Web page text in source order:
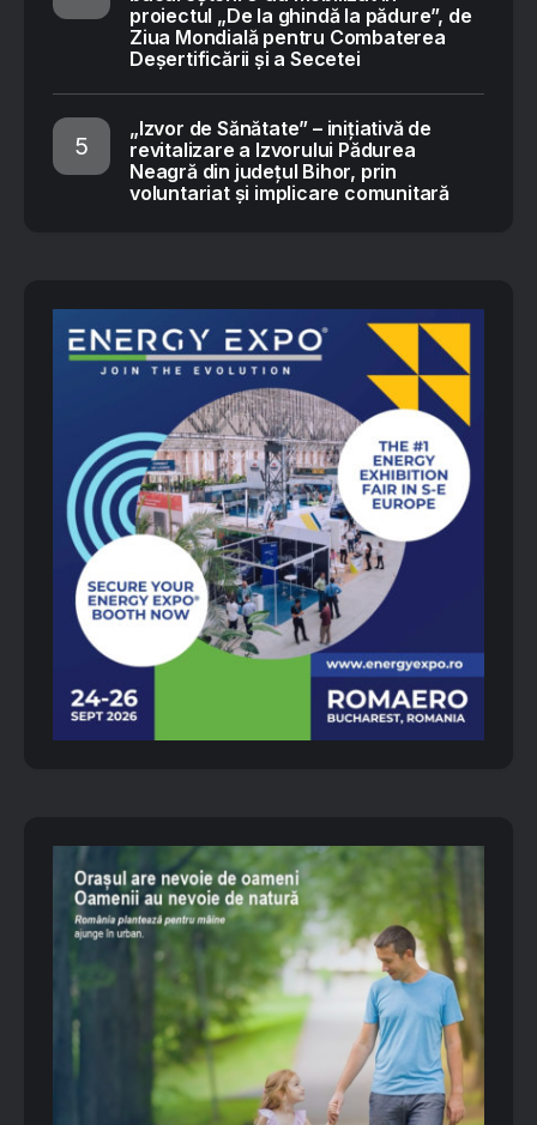
proiectul „De la ghindă la pădure”, de
Ziua Mondială pentru Combaterea
Deșertificării și a Secetei
„Izvor de Sănătate” – inițiativă de
revitalizare a Izvorului Pădurea
Neagră din județul Bihor, prin
voluntariat și implicare comunitară